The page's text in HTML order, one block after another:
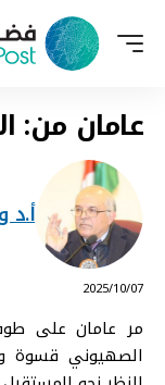
عامان من:
⠀ 2025/10/07
أ.د
مر عامان على
الصهيوني قسوة